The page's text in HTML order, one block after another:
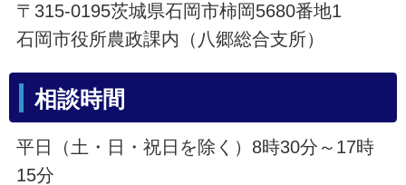
〒315-0195茨城県石岡市柿岡5680番地1
石岡市役所農政課内（八郷総合支所）
相談時間
平日（土・日・祝日を除く）8時30分～17時
15分